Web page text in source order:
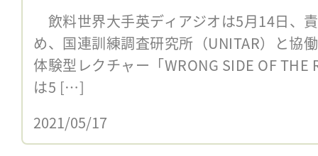
飲料世界大手英ディアジオは5月14日、
め、国連訓練調査研究所（UNITAR）と協
体験型レクチャー「WRONG SIDE OF
は5 […]
2021/05/17